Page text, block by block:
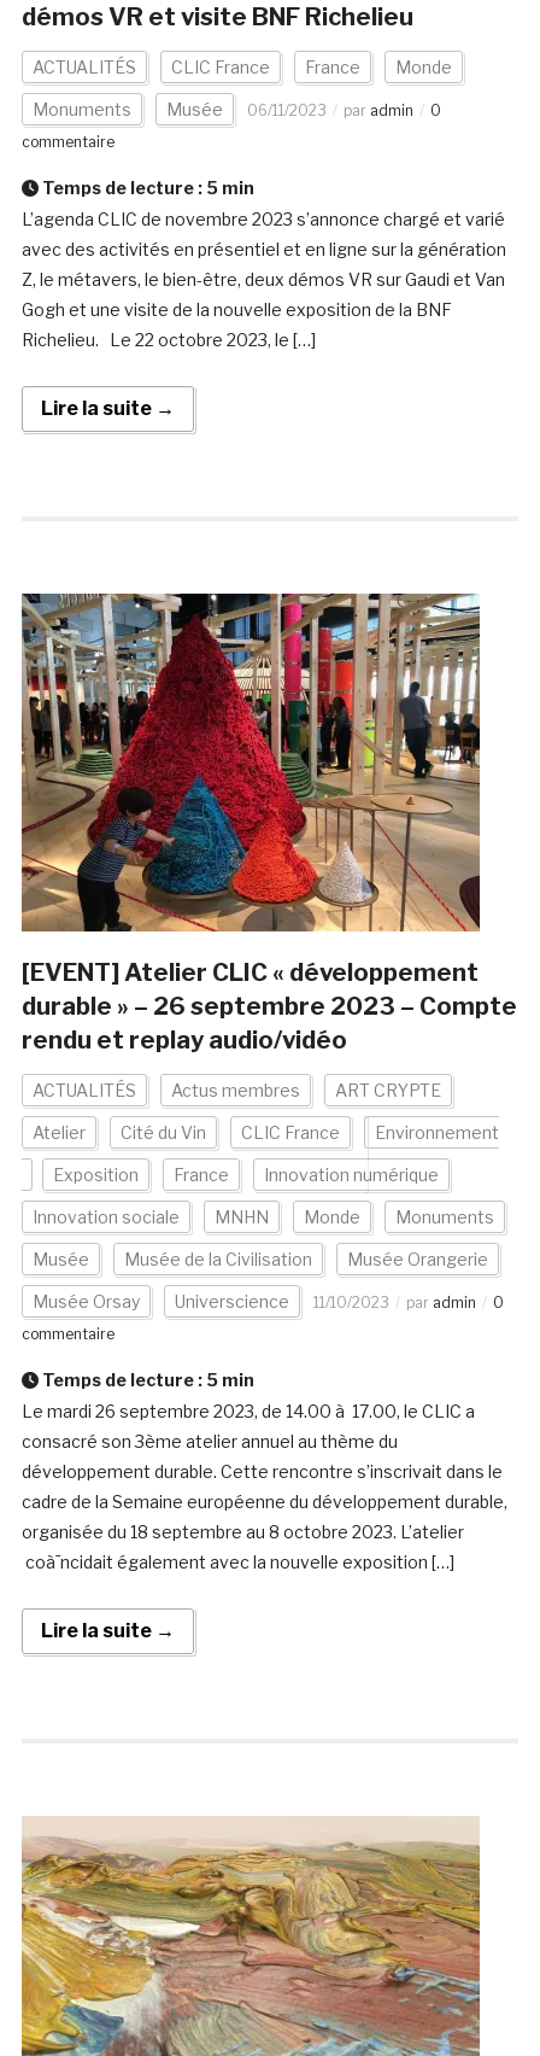
démos VR et visite BNF Richelieu
ACTUALITÉS CLIC France France Monde
Monuments Musée 06/11/2023 par admin
0
commentaire
Temps de lecture : 5 min
L’agenda CLIC de novembre 2023 s’annonce chargé et varié
avec des activités en présentiel et en ligne sur la génération
Z, le métavers, le bien-être, deux démos VR sur Gaudi et Van
Gogh et une visite de la nouvelle exposition de la BNF
Richelieu. Le 22 octobre 2023, le […]
Lire la suite →
[EVENT] Atelier CLIC « développement
durable » – 26 septembre 2023 – Compte
rendu et replay audio/vidéo
ACTUALITÉS Actus membres ART CRYPTE
Atelier Cité du Vin CLIC France Environnement
Exposition France Innovation numérique
Innovation sociale MNHN Monde Monuments
Musée Musée de la Civilisation Musée Orangerie
Musée Orsay Universcience 11/10/2023 par admin
0
commentaire
Temps de lecture : 5 min
Le mardi 26 septembre 2023, de 14.00 à 17.00, le CLIC a
consacré son 3ème atelier annuel au thème du
développement durable. Cette rencontre s’inscrivait dans le
cadre de la Semaine européenne du développement durable,
organisée du 18 septembre au 8 octobre 2023. L’atelier
coà¯ncidait également avec la nouvelle exposition […]
Lire la suite →